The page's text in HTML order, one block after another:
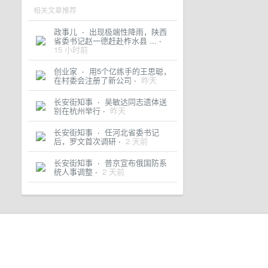
相关文章推荐
政事儿 · 出现极端性降雨，陕西
省委书记赵一德赶赴柞水县 ... ·
15 小时前
创业家 · 用5个亿练手的王思聪，
在村委会注册了新公司 · 昨天
长安街知事 · 吴敏达同志遗体送
别在杭州举行 · 昨天
长安街知事 · 任河北省委书记
后，罗文首次调研 · 2 天前
长安街知事 · 普京宣布俄国防系
统人事调整 · 2 天前